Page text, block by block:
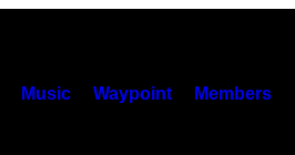
Music Waypoint Members